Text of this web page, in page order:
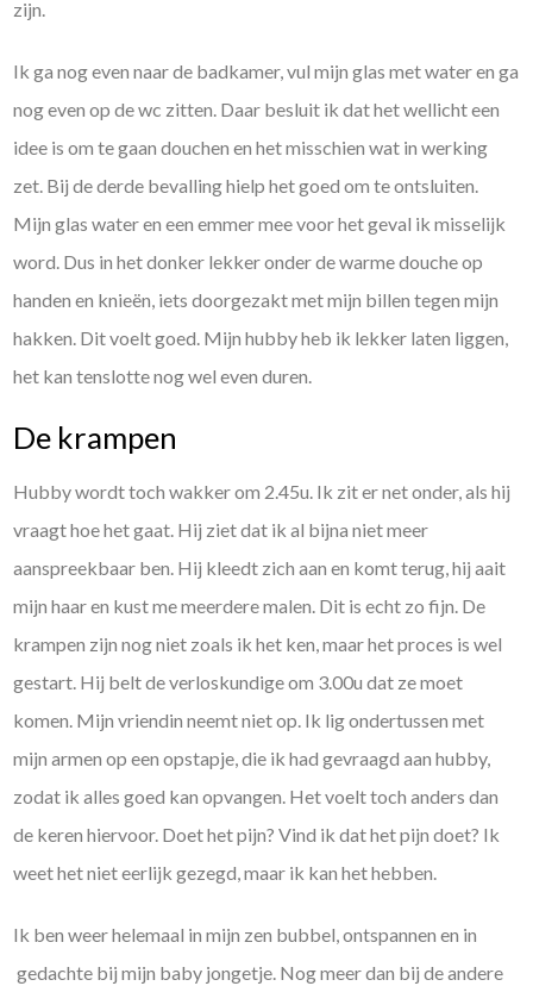
zijn.
Ik ga nog even naar de badkamer, vul mijn glas met water en ga
nog even op de wc zitten. Daar besluit ik dat het wellicht een
idee is om te gaan douchen en het misschien wat in werking
zet. Bij de derde bevalling hielp het goed om te ontsluiten.
Mijn glas water en een emmer mee voor het geval ik misselijk
word. Dus in het donker lekker onder de warme douche op
handen en knieën, iets doorgezakt met mijn billen tegen mijn
hakken. Dit voelt goed. Mijn hubby heb ik lekker laten liggen,
het kan tenslotte nog wel even duren.
De krampen
Hubby wordt toch wakker om 2.45u. Ik zit er net onder, als hij
vraagt hoe het gaat. Hij ziet dat ik al bijna niet meer
aanspreekbaar ben. Hij kleedt zich aan en komt terug, hij aait
mijn haar en kust me meerdere malen. Dit is echt zo fijn. De
krampen zijn nog niet zoals ik het ken, maar het proces is wel
gestart. Hij belt de verloskundige om 3.00u dat ze moet
komen. Mijn vriendin neemt niet op. Ik lig ondertussen met
mijn armen op een opstapje, die ik had gevraagd aan hubby,
zodat ik alles goed kan opvangen. Het voelt toch anders dan
de keren hiervoor. Doet het pijn? Vind ik dat het pijn doet? Ik
weet het niet eerlijk gezegd, maar ik kan het hebben.
Ik ben weer helemaal in mijn zen bubbel, ontspannen en in
gedachte bij mijn baby jongetje. Nog meer dan bij de andere